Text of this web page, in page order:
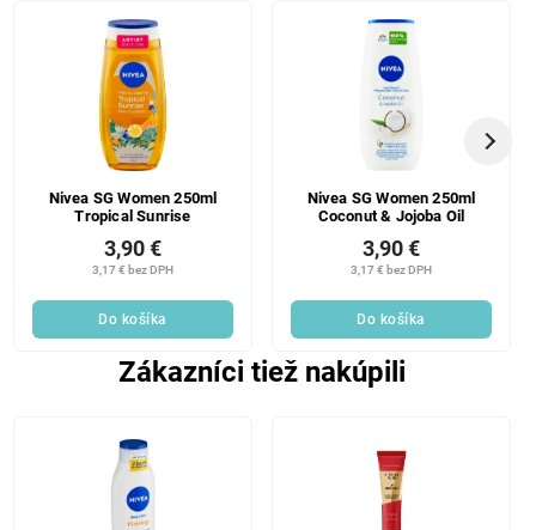
Nivea SG Women 250ml
Tropical Sunrise
3,17 € bez DPH
3,90 €
Do košíka
Nivea SG Women 250ml
Coconut & Jojoba Oil
3,17 € bez DPH
3,90 €
Do košíka
Zákazníci tiež nakúpili